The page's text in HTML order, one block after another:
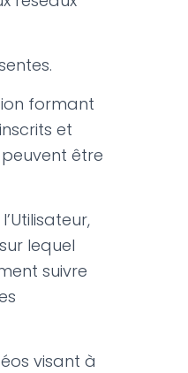
formant
et
peuvent être
lequel
suivre
visant à